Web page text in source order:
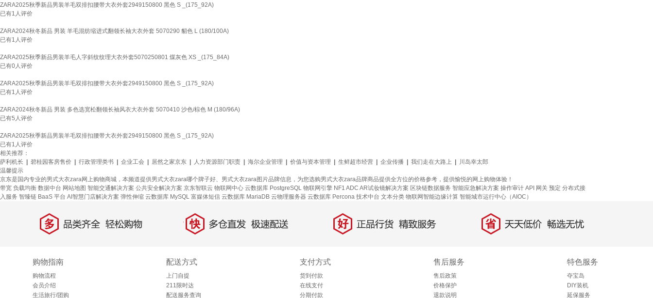
ZARA2025秋季新品男装羊毛双排扣腰带大衣外套2949150800 黑色 S _(175_92A)
已有1 人评价
ZARA2024秋冬新品 男装 羊毛混纺缩进式翻领长袖大衣外套 5070290 貂色 L (180/100A)
已有1 人评价
ZARA2025秋季新品男装羊毛人字斜纹纹理大衣外套5070250801 煤灰色 XS _(175_84A)
已有0人评价
ZARA2025秋季新品男装羊毛双排扣腰带大衣外套2949150800 黑色 S _(175_92A)
已有1 人评价
ZARA2024秋冬新品 男装 多色选宽松翻领长袖风衣大衣外套 5070410 沙色/棕色 M (180/96A)
已有5 人评价
ZARA2025秋季新品男装羊毛双排扣腰带大衣外套2949150800 黑色 S _(175_92A)
已有1 人评价
相关推荐：
萨利机长
碧桂园客房售价 行政管理类书 企业工会 居然之家京东 人力资源部门职责 海尔企业管理 价值与资本管理 生鲜超市经营 企业传播 我们走在大路上
川岛幸太郎
温馨提示
京东是国内专业的男式大衣zara网上购物商城，本频道提供男式大衣zara哪个牌子好、男式大衣zara图片品牌信息，为您选购男式大衣zara品牌商品提供全方位的价格参考，提供愉悦的网上购物体验！
带宽 负载均衡 数据中台 网站地图 智能交通解决方案 公共安全解决方案 京东智联云 物联网中心 云数据库 PostgreSQL 物联网引擎 NF1 ADC AR试妆镜解决方案 区块链数据服务 智能应急解决方案 操作审计 API 网关 预定 分布式接
入服务 智臻链 BaaS 平台 AI智慧门店解决方案 弹性伸缩 云数据库 MySQL 富媒体短信 云数据库 MariaDB 云物理服务器 云数据库 Percona 技术中台 文本分类 物联网智能边缘计算 智能城市运行中心（AIOC）
多 品类齐全，轻松购物 快 多仓直发，极速配送 好 正品行货，精致服务 省 天天低价，畅选无忧
购物指南
购物流程
会员介绍
生活旅行/团购
配送方式
上门自提
211限时达
配送服务查询
支付方式
货到付款
在线支付
分期付款
售后服务
售后政策
价格保护
退款说明
特色服务
夺宝岛
DIY装机
延保服务